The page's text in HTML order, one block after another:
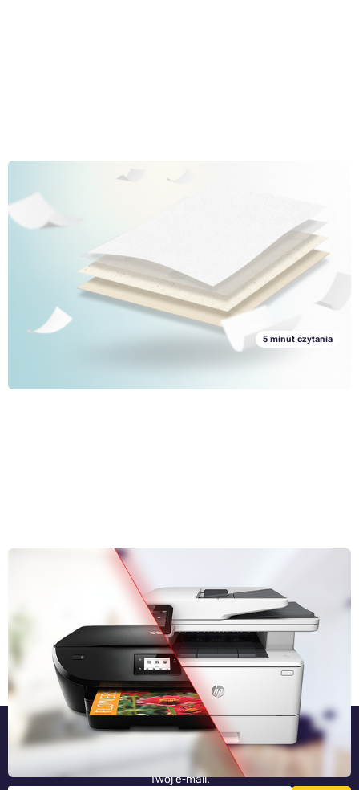
Papier a papier to nie to samo, część 2: Koncentrujemy się
na jakości
Jeśli drukowanie jest stałą częścią Twojej codzienności, to z
pewnością wiesz, że papier nie jest tylko jeden. Istnieje kilka rodzajów
papieru, różniących się różnymi parametrami oraz w zależności od
tego, do czego jest on używany podczas drukowania. W dwóch
częściach tego artykułu zajmiemy się stopniowo najpopularniejszymi
oraz mniej popularnymi rodzajami papieru, z jakim możesz spotkać
się podczas drukowania.
Przeczytaj cały artykuł »
5 minut czytania
Drukarki laserowe i atramentowe: Czym się różnią?
Jeśli wybierasz drukarkę, prawdopodobnie będziesz rozważał zakup
pomiędzy laserem a atramentem – dwoma najczęściej używanymi
typami drukarek. Czy wiesz, czym różnią się te drukarki i czym są do
siebie podobne? Jeśli nie, a potrzebujesz tych informacji do podjęcia
decyzji, znajdziesz je szczegółowo opisane w poniższym artykule.
Przeczytaj cały artykuł »
Bądź jako pierwszy
Najnowsze informacje o nowościach i promocjach bezpośrednio na
Twój e-mail.